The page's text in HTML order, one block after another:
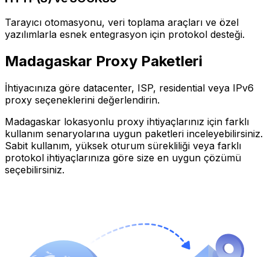
Tarayıcı otomasyonu, veri toplama araçları ve özel
yazılımlarla esnek entegrasyon için protokol desteği.
Madagaskar Proxy Paketleri
İhtiyacınıza göre datacenter, ISP, residential veya IPv6
proxy seçeneklerini değerlendirin.
Madagaskar lokasyonlu proxy ihtiyaçlarınız için farklı
kullanım senaryolarına uygun paketleri inceleyebilirsiniz.
Sabit kullanım, yüksek oturum sürekliliği veya farklı
protokol ihtiyaçlarınıza göre size en uygun çözümü
seçebilirsiniz.